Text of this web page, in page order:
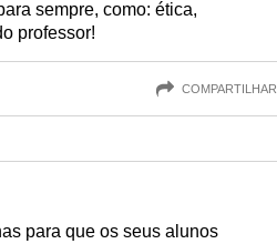
sempre, como: ética,
professor!
COMPARTILHAR
para que os seus alunos